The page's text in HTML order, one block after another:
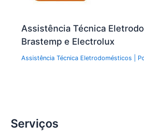
Assistência Técnica
Brastemp e Electrolux
Assistência Técnica Eletrodomésticos |
Serviços